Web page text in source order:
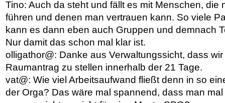
Tino: Auch da steht und fällt es mit Menschen, die
führen und denen man vertrauen kann. So viele
kann es dann eben auch Gruppen und demnach
Nur damit das schon mal klar ist.
olligathor@: Danke aus Verwaltungssicht, dass
Raumantrag zu stellen innerhalb der 21 Tage.
vat@: Wie viel Arbeitsaufwand fließt denn in so
der Orga? Das wäre mal spannend, dass man